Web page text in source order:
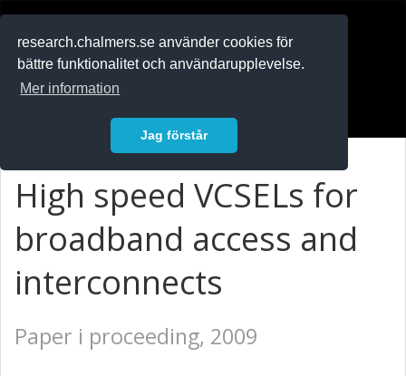
research.chalmers.se använder cookies för
bättre funktionalitet och användarupplevelse.
Mer information
Jag förstår
High speed VCSELs for
broadband access and
interconnects
Paper i proceeding, 2009